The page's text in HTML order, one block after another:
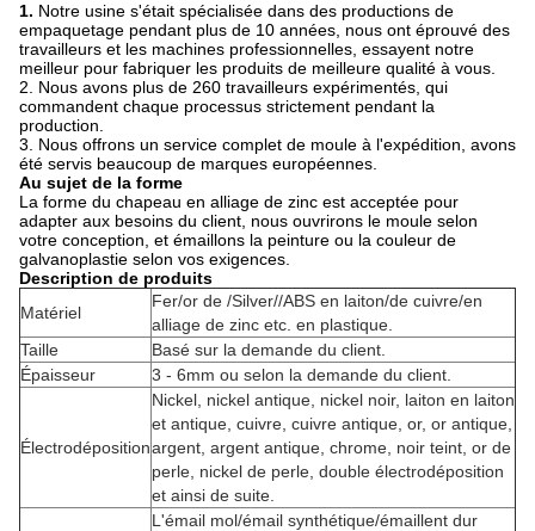
1. Notre usine s'était spécialisée dans des productions de
empaquetage pendant plus de 10 années, nous ont éprouvé des
travailleurs et les machines professionnelles, essayent notre
meilleur pour fabriquer les produits de meilleure qualité à vous.
2. Nous avons plus de 260 travailleurs expérimentés, qui
commandent chaque processus strictement pendant la
production.
3. Nous offrons un service complet de moule à l'expédition, avons
été servis beaucoup de marques européennes.
Au sujet de la forme
La forme du chapeau en alliage de zinc est acceptée pour
adapter aux besoins du client, nous ouvrirons le moule selon
votre conception, et émaillons la peinture ou la couleur de
galvanoplastie selon vos exigences.
Description de produits
Matériel
Fer/or de /Silver//ABS en laiton/de cuivre/en
alliage de zinc etc. en plastique.
Taille
Basé sur la demande du client.
Épaisseur
3 - 6mm ou selon la demande du client.
Électrodéposition
Nickel, nickel antique, nickel noir, laiton en laiton
et antique, cuivre, cuivre antique, or, or antique,
argent, argent antique, chrome, noir teint, or de
perle, nickel de perle, double électrodéposition
et ainsi de suite.
L'émail mol/émail synthétique/émaillent dur